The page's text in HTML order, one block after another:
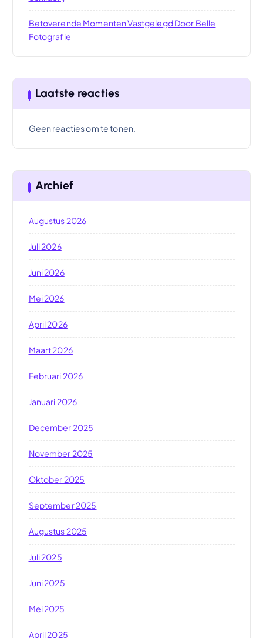
Betoverende Momenten Vastgelegd Door Belle
Fotografie
Laatste reacties
Geen reacties om te tonen.
Archief
Augustus 2026
Juli 2026
Juni 2026
Mei 2026
April 2026
Maart 2026
Februari 2026
Januari 2026
December 2025
November 2025
Oktober 2025
September 2025
Augustus 2025
Juli 2025
Juni 2025
Mei 2025
April 2025